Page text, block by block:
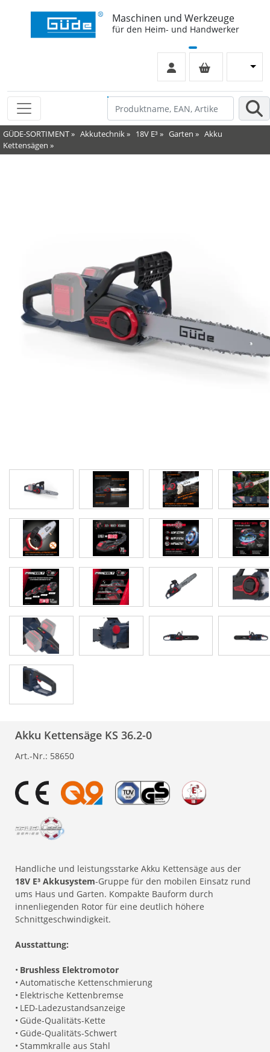
Maschinen und Werkzeuge
für den Heim- und Handwerker
GÜDE-SORTIMENT» Akkutechnik» 18V E³ » Garten » Akku
Kettensägen »
Akku Kettensäge KS 36.2-0
Art.-Nr.: 58650
Handliche und leistungsstarke Akku Kettensäge aus der
18V E³ Akkusystem-Gruppe für den mobilen Einsatz rund
ums Haus und Garten. Kompakte Bauform durch
innenliegenden Rotor für eine deutlich höhere
Schnittgeschwindigkeit.
Ausstattung:
• Brushless Elektromotor
• Automatische Kettenschmierung
• Elektrische Kettenbremse
• LED-Ladezustandsanzeige
• Güde-Qualitäts-Kette
• Güde-Qualitäts-Schwert
• Stammkralle aus Stahl